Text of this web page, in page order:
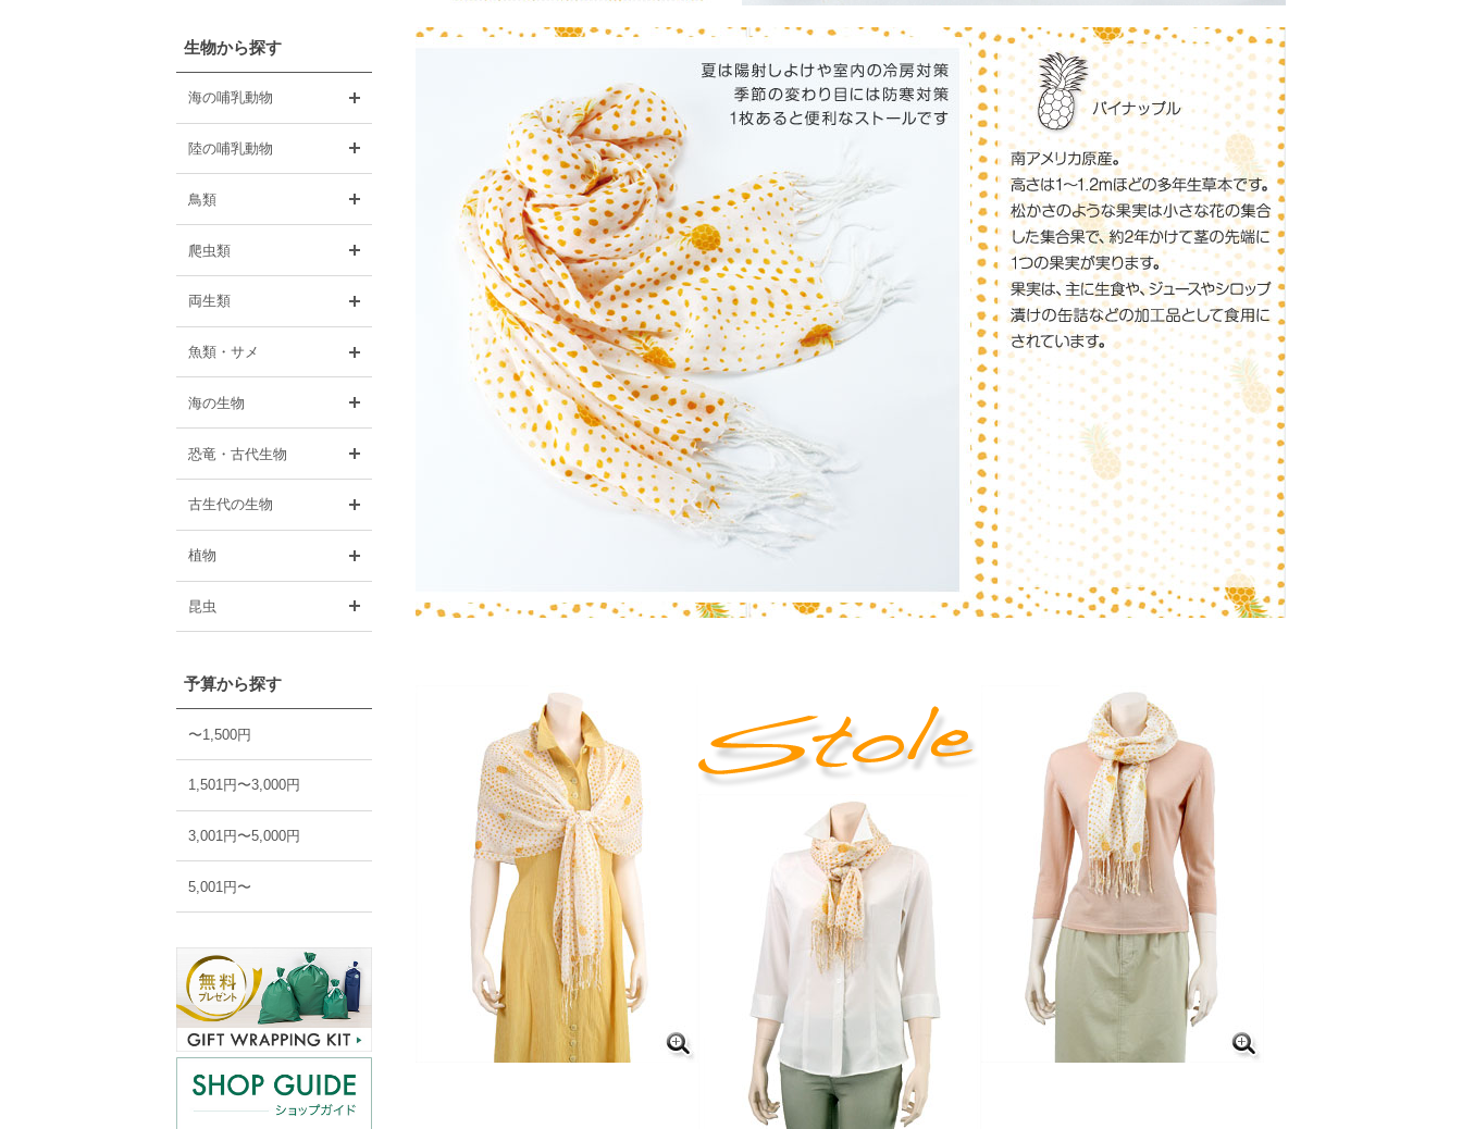
生物から探す
海の哺乳動物
陸の哺乳動物
鳥類
爬虫類
両生類
魚類・サメ
海の生物
恐竜・古代生物
古生代の生物
植物
昆虫
予算から探す
〜1,500円
1,501円〜3,000円
3,001円〜5,000円
5,001円〜